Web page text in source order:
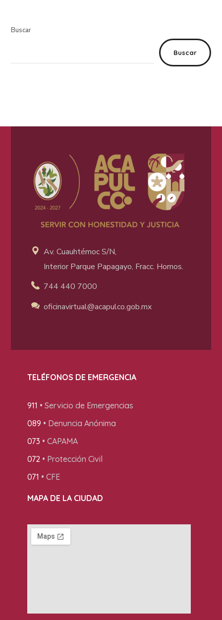
Buscar
Buscar
Av. Cuauhtémoc S/N,
Interior Parque Papagayo, Fracc. Hornos.
744 440 7000
oficinavirtual@acapulco.gob.mx
TELÉFONOS DE EMERGENCIA
911 • Servicio de Emergencias
089 • Denuncia Anónima
073 • CAPAMA
072• Protección Civil
071 • CFE
MAPA DE LA CIUDAD